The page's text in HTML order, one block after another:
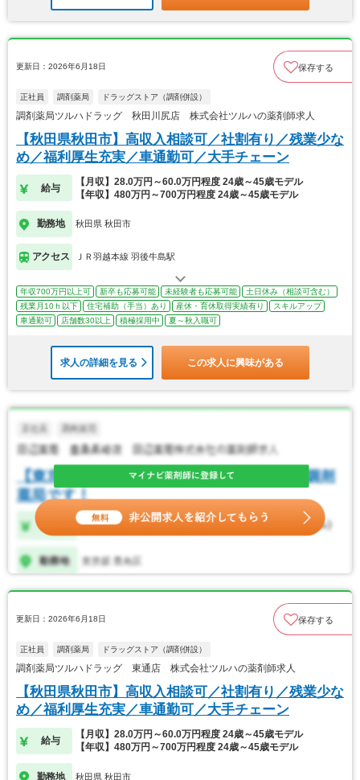
更新日：2026年6月18日 保存する
正社員 調剤薬局 ドラッグストア（調剤併設）
調剤薬局ツルハドラッグ 秋田川尻店 株式会社ツルハの薬剤師求人
【秋田県秋田市】高収入相談可／社割有り／残業少な
め／福利厚生充実／車通勤可／大手チェーン
給与
【月収】28.0万円～60.0万円程度 24歳～45歳モデル
【年収】480万円～700万円程度 24歳～45歳モデル
勤務地 秋田県 秋田市
アクセス ＪＲ羽越本線 羽後牛島駅
年収700万円以上可 新卒も応募可能 未経験者も応募可能
土日休み（相談可含む）
残業月10ｈ以下
住宅補助（手当）あり 産休・育休取得実績有り
スキルアップ
車通勤可
店舗数30以上 積極採用中 夏～秋入職可
求人の詳細を見る この求人に興味がある
更新日：2026年6月18日 保存する
正社員 調剤薬局 ドラッグストア（調剤併設）
調剤薬局ツルハドラッグ 東通店 株式会社ツルハの薬剤師求人
【秋田県秋田市】高収入相談可／社割有り／残業少な
め／福利厚生充実／車通勤可／大手チェーン
給与
【月収】28.0万円～60.0万円程度 24歳～45歳モデル
【年収】480万円～700万円程度 24歳～45歳モデル
勤務地 秋田県 秋田市